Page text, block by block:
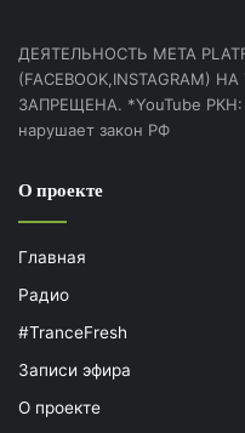
ДЕЯТЕЛЬНОСТЬ МЕТА
(FACEBOOK,INSTAGRAM)
ЗАПРЕЩЕНА. *YouTube РКН:
нарушает закон РФ
О проекте
Главная
Радио
#TranceFresh
Записи эфира
О проекте